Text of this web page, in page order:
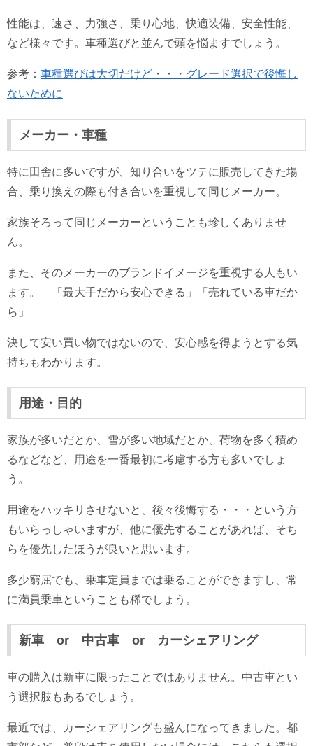
性能は、速さ、力強さ、乗り心地、快適装備、安全性能、
など様々です。車種選びと並んで頭を悩ますでしょう。
参考： 車種選びは大切だけど・・・グレード選択で後悔し
ないために
メーカー・車種
特に田舎に多いですが、知り合いをツテに販売してきた場
合、乗り換えの際も付き合いを重視して同じメーカー。
家族そろって同じメーカーということも珍しくありませ
ん。
また、そのメーカーのブランドイメージを重視する人もい
ます。 「最大手だから安心できる」「売れている車だか
ら」
決して安い買い物ではないので、安心感を得ようとする気
持ちもわかります。
用途・目的
家族が多いだとか、雪が多い地域だとか、荷物を多く積め
るなどなど、用途を一番最初に考慮する方も多いでしょ
う。
用途をハッキリさせないと、後々後悔する・・・という方
もいらっしゃいますが、他に優先することがあれば、そち
らを優先したほうが良いと思います。
多少窮屈でも、乗車定員までは乗ることができますし、常
に満員乗車ということも稀でしょう。
新車 or 中古車 or カーシェアリング
車の購入は新車に限ったことではありません。中古車とい
う選択肢もあるでしょう。
最近では、カーシェアリングも盛んになってきました。都